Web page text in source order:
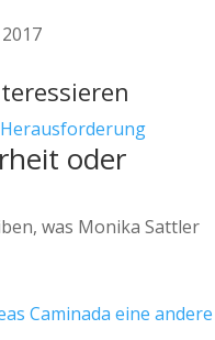
oder
was Monika Sattler